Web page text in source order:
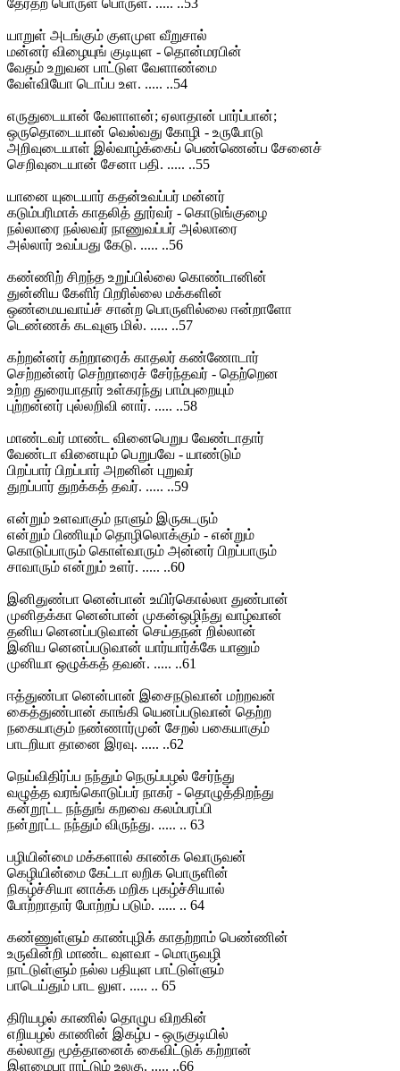
யாறுள் அடங்கும் குளமுள வீறுசால்
மன்னர் விழையுங் குடியுள - தொன்மரபின்
வேதம் உறுவன பாட்டுள வேளாண்மை
வேள்வியோ டொப்ப உள. ..... ..54
எருதுடையான் வேளாளன்; ஏலாதான் பார்ப்பான்;
ஒருதொடையான் வெல்வது கோழி - உருபோடு
அறிவுடையாள் இல்வாழ்க்கைப் பெண்ணென்ப சேனைச்
செறிவுடையான் சேனா பதி. ..... ..55
யானை யுடையார் கதன்உவப்பர் மன்னர்
கடும்பரிமாக் காதலித் தூர்வர் - கொடுங்குழை
நல்லாரை நல்லவர் நாணுவப்பர் அல்லாரை
அல்லார் உவப்பது கேடு. ..... ..56
கண்ணிற் சிறந்த உறுப்பில்லை கொண்டானின்
துன்னிய கேளிர் பிறரில்லை மக்களின்
ஒண்மையவாய்ச் சான்ற பொருளில்லை ஈன்றாளோ
டெண்ணக் கடவுளு மில். ..... ..57
கற்றன்னர் கற்றாரைக் காதலர் கண்ணோடார்
செற்றன்னர் செற்றாரைச் சேர்ந்தவர் - தெற்றென
உற்ற துரையாதார் உள்கரந்து பாம்புறையும்
புற்றன்னர் புல்லறிவி னார். ..... ..58
மாண்டவர் மாண்ட வினைபெறுப வேண்டாதார்
வேண்டா வினையும் பெறுபவே - யாண்டும்
பிறப்பார் பிறப்பார் அறனின் புறுவர்
துறப்பார் துறக்கத் தவர். ..... ..59
என்றும் உளவாகும் நாளும் இருசுடரும்
என்றும் பிணியும் தொழிலொக்கும் - என்றும்
கொடுப்பாரும் கொள்வாரும் அன்னர் பிறப்பாரும்
சாவாரும் என்றும் உளர். ..... ..60
இனிதுண்பா னென்பான் உயிர்கொல்லா துண்பான்
முனிதக்கா னென்பான் முகன்ஒழிந்து வாழ்வான்
தனிய னெனப்படுவான் செய்தநன் றில்லான்
இனிய னெனப்படுவான் யார்யார்க்கே யானும்
முனியா ஒழுக்கத் தவன். ..... ..61
ஈத்துண்பா னென்பான் இசைநடுவான் மற்றவன்
கைத்துண்பான் காங்கி யெனப்படுவான் தெற்ற
நகையாகும் நண்ணார்முன் சேறல் பகையாகும்
பாடறியா தானை இரவு. ..... ..62
நெய்விதிர்ப்ப நந்தும் நெருப்பழல் சேர்ந்து
வழுத்த வரங்கொடுப்பர் நாகர் - தொழுத்திறந்து
கன்றூட்ட நந்துங் கறவை கலம்பரப்பி
நன்றூட்ட நந்தும் விருந்து. ..... .. 63
பழியின்மை மக்களால் காண்க வொருவன்
கெழியின்மை கேட்டா லறிக பொருளின்
நிகழ்ச்சியா னாக்க மறிக புகழ்ச்சியால்
போற்றாதார் போற்றப் படும். ..... .. 64
கண்ணுள்ளும் காண்புழிக் காதற்றாம் பெண்ணின்
உருவின்றி மாண்ட வுளவா - மொருவழி
நாட்டுள்ளும் நல்ல பதியுள பாட்டுள்ளும்
பாடெய்தும் பாட லுள. ..... .. 65
திரியழல் காணில் தொழுப விறகின்
எறியழல் காணின் இகழ்ப - ஒருகுடியில்
கல்லாது மூத்தானைக் கைவிட்டுக் கற்றான்
இளமைபா ராட்டும் உலகு. ..... ..66